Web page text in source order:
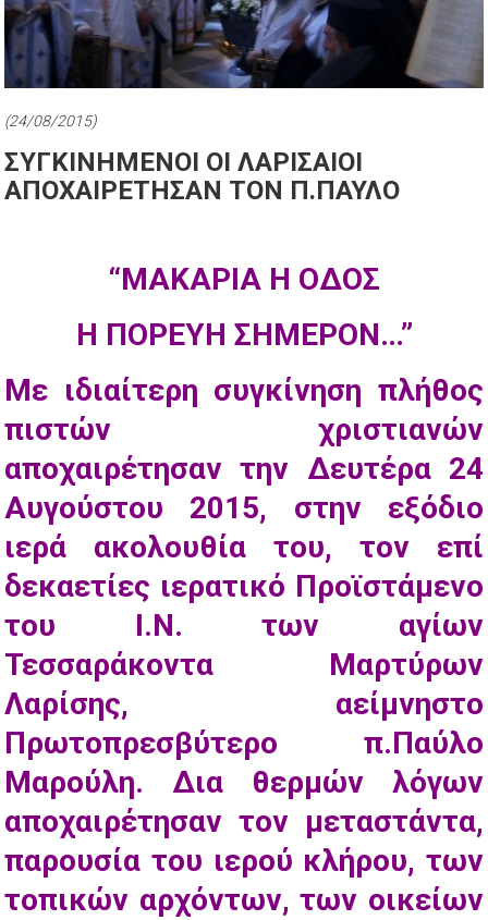
(24/08/2015)
ΣΥΓΚΙΝΗΜΕΝΟΙ ΟΙ ΛΑΡΙΣΑΙΟΙ
ΑΠΟΧΑΙΡΕΤΗΣΑΝ ΤΟΝ Π.ΠΑΥΛΟ
“ΜΑΚΑΡΙΑ Η ΟΔΟΣ
Η ΠΟΡΕΥΗ ΣΗΜΕΡΟΝ…”
Με ιδιαίτερη συγκίνηση πλήθος
πιστών χριστιανών
αποχαιρέτησαν την Δευτέρα 24
Αυγούστου 2015, στην εξόδιο
ιερά ακολουθία του, τον επί
δεκαετίες ιερατικό Προϊστάμενο
του Ι.Ν. των αγίων
Τεσσαράκοντα Μαρτύρων
Λαρίσης, αείμνηστο
Πρωτοπρεσβύτερο π.Παύλο
Μαρούλη. Δια θερμών λόγων
αποχαιρέτησαν τον μεταστάντα,
παρουσία του ιερού κλήρου, των
τοπικών αρχόντων, των οικείων